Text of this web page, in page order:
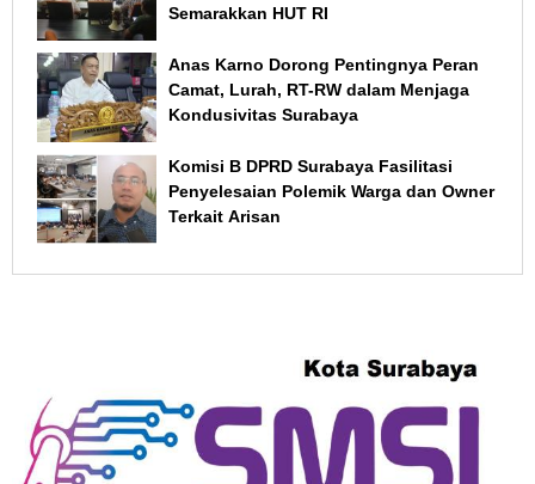
Semarakkan HUT RI
Anas Karno Dorong Pentingnya Peran
Camat, Lurah, RT-RW dalam Menjaga
Kondusivitas Surabaya
Komisi B DPRD Surabaya Fasilitasi
Penyelesaian Polemik Warga dan Owner
Terkait Arisan